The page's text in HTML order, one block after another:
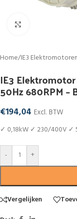
Home/IE3 Elektromotoren
IE3
50Hz 680RPM –
€194,04 Excl. BTW
✓ 0,18kW ✓ 230/400V ✓
- +
Vergelijken